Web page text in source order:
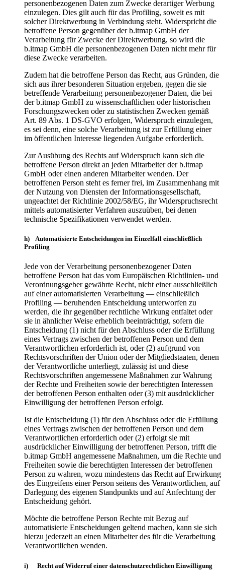
personenbezogenen Daten zum Zwecke derartiger Werbung
einzulegen. Dies gilt auch für das Profiling, soweit es mit
solcher Direktwerbung in Verbindung steht. Widerspricht die
betroffene Person gegenüber der b.itmap GmbH der
Verarbeitung für Zwecke der Direktwerbung, so wird die
b.itmap GmbH die personenbezogenen Daten nicht mehr für
diese Zwecke verarbeiten.
Zudem hat die betroffene Person das Recht, aus Gründen, die
sich aus ihrer besonderen Situation ergeben, gegen die sie
betreffende Verarbeitung personenbezogener Daten, die bei
der b.itmap GmbH zu wissenschaftlichen oder historischen
Forschungszwecken oder zu statistischen Zwecken gemäß
Art. 89 Abs. 1 DS-GVO erfolgen, Widerspruch einzulegen,
es sei denn, eine solche Verarbeitung ist zur Erfüllung einer
im öffentlichen Interesse liegenden Aufgabe erforderlich.
Zur Ausübung des Rechts auf Widerspruch kann sich die
betroffene Person direkt an jeden Mitarbeiter der b.itmap
GmbH oder einen anderen Mitarbeiter wenden. Der
betroffenen Person steht es ferner frei, im Zusammenhang mit
der Nutzung von Diensten der Informationsgesellschaft,
ungeachtet der Richtlinie 2002/58/EG, ihr Widerspruchsrecht
mittels automatisierter Verfahren auszuüben, bei denen
technische Spezifikationen verwendet werden.
h) Automatisierte Entscheidungen im Einzelfall einschließlich
Profiling
Jede von der Verarbeitung personenbezogener Daten
betroffene Person hat das vom Europäischen Richtlinien- und
Verordnungsgeber gewährte Recht, nicht einer ausschließlich
auf einer automatisierten Verarbeitung — einschließlich
Profiling — beruhenden Entscheidung unterworfen zu
werden, die ihr gegenüber rechtliche Wirkung entfaltet oder
sie in ähnlicher Weise erheblich beeinträchtigt, sofern die
Entscheidung (1) nicht für den Abschluss oder die Erfüllung
eines Vertrags zwischen der betroffenen Person und dem
Verantwortlichen erforderlich ist, oder (2) aufgrund von
Rechtsvorschriften der Union oder der Mitgliedstaaten, denen
der Verantwortliche unterliegt, zulässig ist und diese
Rechtsvorschriften angemessene Maßnahmen zur Wahrung
der Rechte und Freiheiten sowie der berechtigten Interessen
der betroffenen Person enthalten oder (3) mit ausdrücklicher
Einwilligung der betroffenen Person erfolgt.
Ist die Entscheidung (1) für den Abschluss oder die Erfüllung
eines Vertrags zwischen der betroffenen Person und dem
Verantwortlichen erforderlich oder (2) erfolgt sie mit
ausdrücklicher Einwilligung der betroffenen Person, trifft die
b.itmap GmbH angemessene Maßnahmen, um die Rechte und
Freiheiten sowie die berechtigten Interessen der betroffenen
Person zu wahren, wozu mindestens das Recht auf Erwirkung
des Eingreifens einer Person seitens des Verantwortlichen, auf
Darlegung des eigenen Standpunkts und auf Anfechtung der
Entscheidung gehört.
Möchte die betroffene Person Rechte mit Bezug auf
automatisierte Entscheidungen geltend machen, kann sie sich
hierzu jederzeit an einen Mitarbeiter des für die Verarbeitung
Verantwortlichen wenden.
i) Recht auf Widerruf einer datenschutzrechtlichen Einwilligung